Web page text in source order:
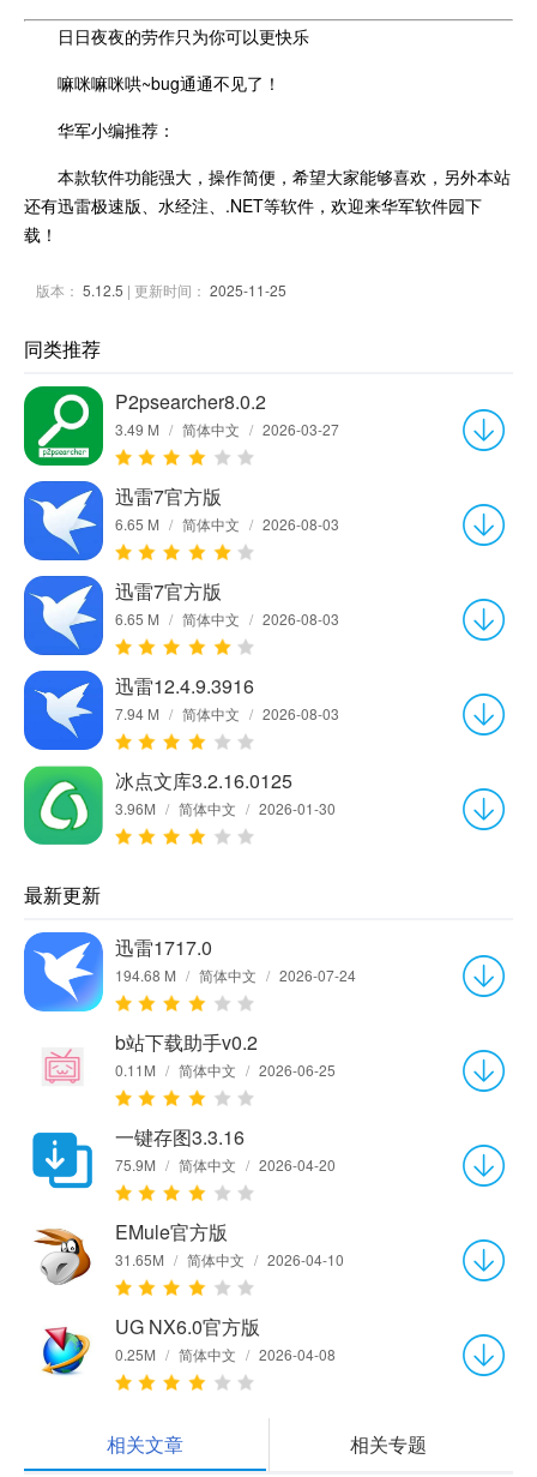
日日夜夜的劳作只为你可以更快乐
嘛咪嘛咪哄~bug通通不见了！
华军小编推荐：
本款软件功能强大，操作简便，希望大家能够喜欢，另外本站
还有迅雷极速版、水经注、.NET等软件，欢迎来华军软件园下
载！
版本： 5.12.5 | 更新时间： 2025-11-25
同类推荐
P2psearcher8.0.2
3.49 M / 简体中文 / 2026-03-27
迅雷7官方版
6.65 M / 简体中文 / 2026-08-03
迅雷7官方版
6.65 M / 简体中文 / 2026-08-03
迅雷12.4.9.3916
7.94 M / 简体中文 / 2026-08-03
冰点文库3.2.16.0125
3.96M / 简体中文 / 2026-01-30
最新更新
迅雷1717.0
194.68 M / 简体中文 / 2026-07-24
b站下载助手v0.2
0.11M / 简体中文 / 2026-06-25
一键存图3.3.16
75.9M / 简体中文 / 2026-04-20
EMule官方版
31.65M / 简体中文 / 2026-04-10
UG NX6.0官方版
0.25M / 简体中文 / 2026-04-08
相关文章 相关专题